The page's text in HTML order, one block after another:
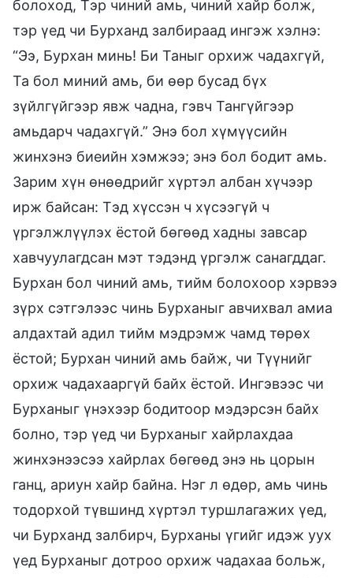
болоход, Тэр чиний амь, чиний хайр болж,
тэр үед чи Бурханд залбираад ингэж хэлнэ:
“Ээ, Бурхан минь! Би Таныг орхиж чадахгүй,
Та бол миний амь, би өөр бусад бүх
зүйлгүйгээр явж чадна, гэвч Тангүйгээр
амьдарч чадахгүй.” Энэ бол хүмүүсийн
жинхэнэ биеийн хэмжээ; энэ бол бодит амь.
Зарим хүн өнөөдрийг хүртэл албан хүчээр
ирж байсан: Тэд хүссэн ч хүсээгүй ч
үргэлжлүүлэх ёстой бөгөөд хадны завсар
хавчуулагдсан мэт тэдэнд үргэлж санагддаг.
Бурхан бол чиний амь, тийм болохоор хэрвээ
зүрх сэтгэлээс чинь Бурханыг авчихвал амиа
алдахтай адил тийм мэдрэмж чамд төрөх
ёстой; Бурхан чиний амь байж, чи Түүнийг
орхиж чадахааргүй байх ёстой. Ингэвээс чи
Бурханыг үнэхээр бодитоор мэдэрсэн байх
болно, тэр үед чи Бурханыг хайрлахдаа
жинхэнээсээ хайрлах бөгөөд энэ нь цорын
ганц, ариун хайр байна. Нэг л өдөр, амь чинь
тодорхой түвшинд хүртэл туршлагажих үед,
чи Бурханд залбирч, Бурханы үгийг идэж уух
үед Бурханыг дотроо орхиж чадахаа больж,